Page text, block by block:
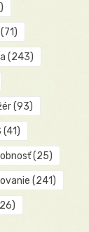
(71)
(243)
(93)
(41)
(25)
(241)